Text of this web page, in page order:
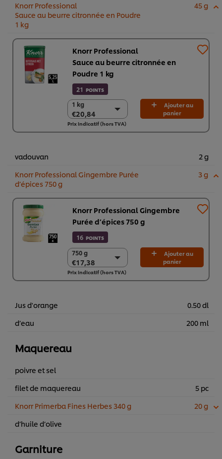
Knorr Professional
Sauce au beurre citronnée en Poudre
1 kg​
45 g
Knorr Professional
Sauce au beurre citronnée en
Poudre 1 kg​
21 POINTS
1 kg
€20,84
1 kg
€20,84
6 x 1 kg
Ajouter au
panier
Prix indicatif (hors TVA)
vadouvan
2 g
Knorr Professional Gingembre Purée
d’épices 750 g
3 g
Knorr Professional Gingembre
Purée d’épices 750 g
16 POINTS
750 g
€17,38
750 g
€17,38
2 x 750g
Ajouter au
panier
Prix indicatif (hors TVA)
Jus d'orange
0.50 dl
d’eau
200 ml
Maquereau
poivre et sel
filet de maquereau
5 pc
Knorr Primerba Fines Herbes 340 g
20 g
d’huile d’olive
Garniture